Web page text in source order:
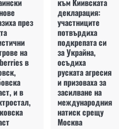
през
на
в
и в
към Киивската
декларация:
участниците
потвърдиха
подкрепата си
за Украйна,
осъдиха
руската агресия
и призоваха за
засилване на
международния
натиск срещу
Москва